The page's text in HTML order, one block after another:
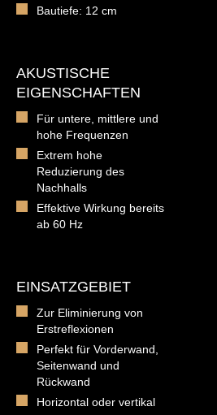
Bautiefe: 12 cm
AKUSTISCHE
EIGENSCHAFTEN
Für untere, mittlere und
hohe Frequenzen
Extrem hohe
Reduzierung des
Nachhalls
Effektive Wirkung bereits
ab 60 Hz
EINSATZGEBIET
Zur Eliminierung von
Erstreflexionen
Perfekt für Vorderwand,
Seitenwand und
Rückwand
Horizontal oder vertikal